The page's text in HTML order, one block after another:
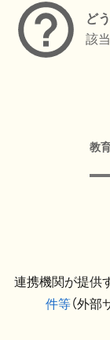
ど
該
教
連携機関が提供
件等（外